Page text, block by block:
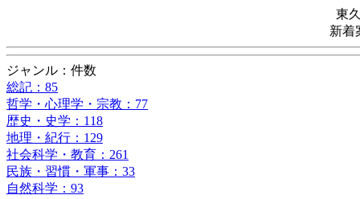
東
新着
ジャンル：件数
総記：85
哲学・心理学・宗教：77
歴史・史学：118
地理・紀行：129
社会科学・教育：261
民族・習慣・軍事：33
自然科学：93